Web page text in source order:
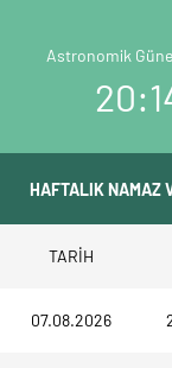
Astronomik
TARİH
07.08.2026